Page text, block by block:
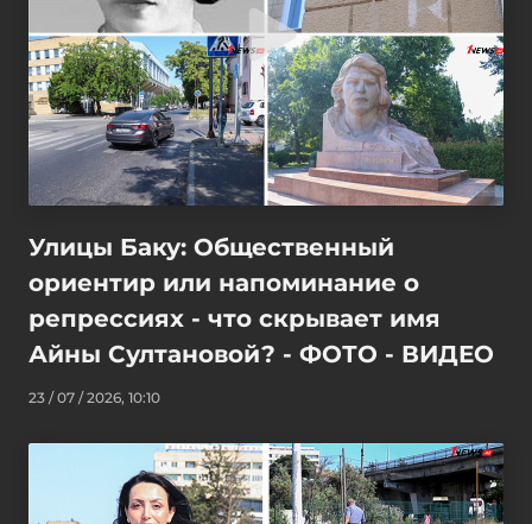
Улицы Баку: Общественный
ориентир или напоминание о
репрессиях - что скрывает имя
Айны Султановой? - ФОТО - ВИДЕО
23 / 07 / 2026, 10:10